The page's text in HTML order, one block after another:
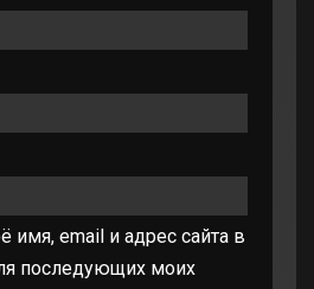
имя, email и адрес сайта в
последующих моих